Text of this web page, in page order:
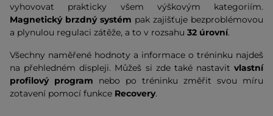
vyhovovat prakticky všem výškovým kategoriím.
Magnetický brzdný systém pak zajišťuje bezproblémovou
a plynulou regulaci zátěže, a to v rozsahu 32 úrovní.
Všechny naměřené hodnoty a informace o tréninku najdeš
na přehledném displeji. Můžeš si zde také nastavit vlastní
profilový program nebo po tréninku změřit svou míru
zotavení pomocí funkce Recovery.